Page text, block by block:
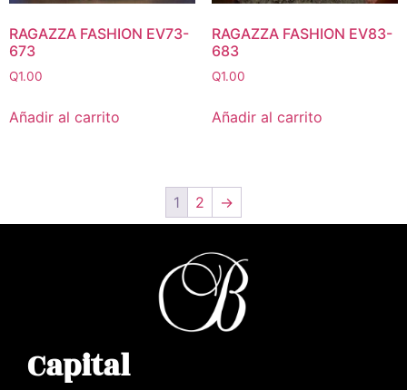
RAGAZZA FASHION EV73-
673
Q1.00
Añadir al carrito
RAGAZZA FASHION EV83-
683
Q1.00
Añadir al carrito
1 2 →
Capital